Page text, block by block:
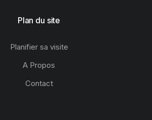
Plan du site
Planifier sa visite
A Propos
Contact